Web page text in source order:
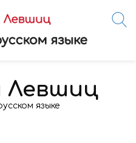
Левшиц
языке